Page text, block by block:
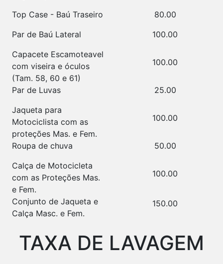
Top Case - Baú Traseiro
80.00
Par de Baú Lateral
100.00
Capacete Escamoteavel
com viseira e óculos
(Tam. 58, 60 e 61)
100.00
Par de Luvas
25.00
Jaqueta para
Motociclista com as
proteções Mas. e Fem.
100.00
Roupa de chuva
50.00
Calça de Motocicleta
com as Proteções Mas.
e Fem.
100.00
Conjunto de Jaqueta e
Calça Masc. e Fem.
150.00
TAXA DE LAVAGEM